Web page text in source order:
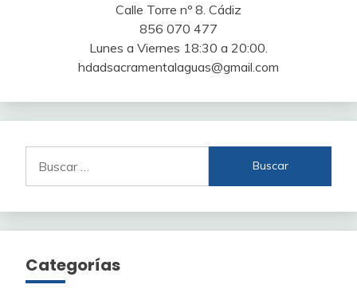
Calle Torre nº 8. Cádiz
856 070 477
Lunes a Viernes 18:30 a 20:00.
hdadsacramentalaguas@gmail.com
Categorías